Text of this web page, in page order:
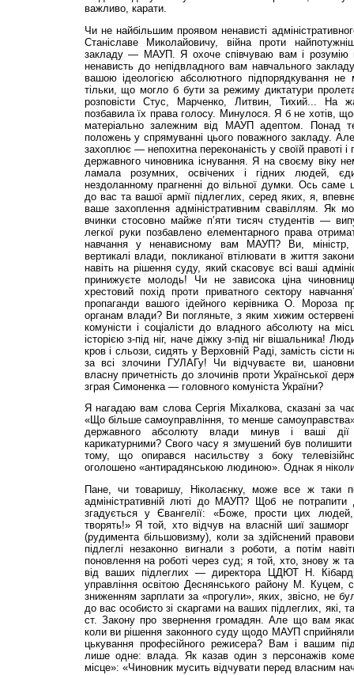
важливо, карати.
Чи не найбільшим проявом ненависті
Станіславе Миколайовичу, війна проти
закладу — МАУП. Я охоче співчуваю вам і розумію
ненависть до непідвладного вам навчального
вашою ідеологією абсолютного підпорядкування
тільки, що могло б бути за режиму диктатури
розповісти Стус, Марченко, Литвин, Тихий... На
позбавила їх права голосу. Минулося. Я б не хотів,
матеріально залежним від МАУП адептом. Понад
положень у спрямуванні цього поважного закладу.
захоплює — непохитна переконаність у своїй правоті
державного чиновника існування. Я на своєму віку
ламала розумних, освічених і гідних людей,
нездоланному прагненні до вільної думки. Ось саме
до вас та вашої армії підлеглих, серед яких, я,
ваше захоплення адміністративним свавіллям. Як
вчинки стосовно майже п’яти тисяч студентів —
легкої руки позбавлено елементарного права
навчання у ненависному вам МАУП? Ви, міністр,
вертикалі влади, покликаної втілювати в життя
навіть на рішення суду, який скасовує всі ваші
принижуєте молодь! Чи не зависока ціна
хрестовий похід проти приватного сектору
пропаганди вашого ідейного керівника О. Мороза
органам влади? Ви погляньте, з яким хижим
комуністи і соціалісти до владного абсолюту на
історією з-під ніг, наче діжку з-під ніг вішальника!
кров і сльози, сидять у Верховній Раді, замість сісти
за всі злочини ГУЛАГу! Чи відчуваєте ви,
власну причетність до злочинів проти Української
зграя Симоненка — головного комуніста України?
Я нагадаю вам слова Сергія Міхалкова, сказані за
«Що більше самоуправління, то менше
державного абсолюту влади минув і ваші дії
карикатурними? Свого часу я змушений був полишити
тому, що опирався насильству з боку
оголошено «антирадянською людиною». Однак я
Пане, чи товаришу, Ніколаєнку, може все ж таки
адміністративній люті до МАУП? Щоб не потрапити
згадується у Євангелії: «Боже, прости цих
творять!» Я той, хто відчув на власній шиї зашморг
(рудимента більшовизму), коли за здійснений
підлеглі незаконно вигнали з роботи, а потім
поновлення на роботі через суд; я той, хто, знову ж
від ваших підлеглих — директора ЦДЮТ Н.
управління освітою Деснянського району М. Куцем,
зниженням зарплати за «прогули», яких, звісно, не
до вас особисто зі скаргами на ваших підлеглих, які,
ст. Закону про звернення громадян. Але що вам
коли ви рішення законного суду щодо МАУП
цькування професійного режисера? Вам і вашим
лише одне: влада. Як казав один з персонажів
місце»: «Чиновник мусить відчувати перед власним